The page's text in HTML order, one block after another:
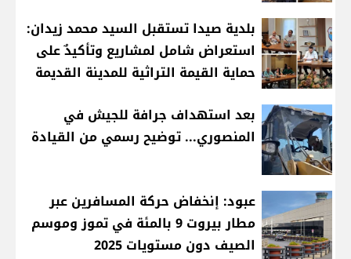
بلدية صيدا تستقبل السيد محمد زيدان:
استعراض شامل لمشاريع وتأكيدٌ على
حماية القيمة التراثية للمدينة القديمة
بعد استهداف جرافة للجيش في
المنصوري... توضيح رسمي من القيادة
عبود: إنخفاض حركة المسافرين عبر
مطار بيروت 9 بالمئة في تموز وموسم
الصيف دون مستويات 2025